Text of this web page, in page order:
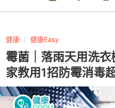
健康 健康Easy
霉菌｜落雨天用洗
家教用1招防霉消毒